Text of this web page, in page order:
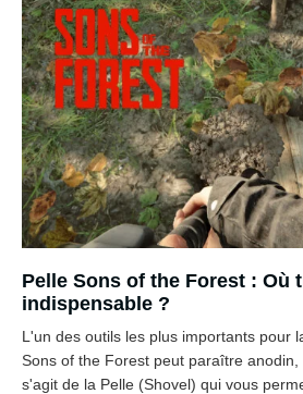
Pelle Sons of the Forest : Où
indispensable ?
L'un des outils les plus importants pour
Sons of the Forest peut paraître
s'agit de la Pelle (Shovel) qui vous